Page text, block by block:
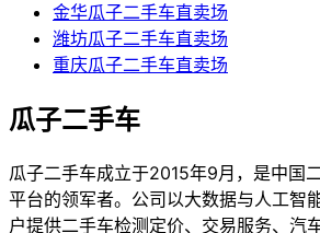
金华瓜子二手车直卖场
潍坊瓜子二手车直卖场
重庆瓜子二手车直卖场
瓜子二手车
瓜子二手车成立于2015年9月，是中国
平台的领军者。公司以大数据与人工智
户提供二手车检测定价、交易服务、汽